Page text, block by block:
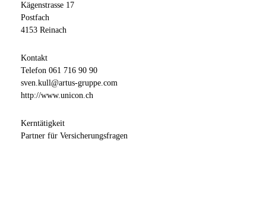
Kägenstrasse 17
Postfach
4153 Reinach
Kontakt
Telefon 061 716 90 90
sven.kull@artus-gruppe.com
http://www.unicon.ch
Kerntätigkeit
Partner für Versicherungsfragen